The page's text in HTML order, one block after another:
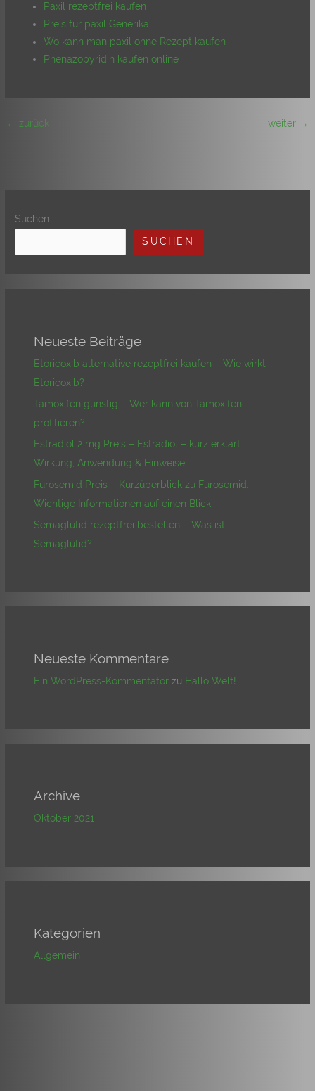
Paxil rezeptfrei kaufen
Preis für paxil Generika
Wo kann man paxil ohne Rezept kaufen
Phenazopyridin kaufen online
← zurück weiter →
Suchen
SUCHEN
Neueste Beiträge
Etoricoxib alternative rezeptfrei kaufen – Wie wirkt
Etoricoxib?
Tamoxifen günstig – Wer kann von Tamoxifen
profitieren?
Estradiol 2 mg Preis – Estradiol – kurz erklärt:
Wirkung, Anwendung & Hinweise
Furosemid Preis – Kurzüberblick zu Furosemid:
Wichtige Informationen auf einen Blick
Semaglutid rezeptfrei bestellen – Was ist
Semaglutid?
Neueste Kommentare
Ein WordPress-Kommentator zu Hallo Welt!
Archive
Oktober 2021
Kategorien
Allgemein